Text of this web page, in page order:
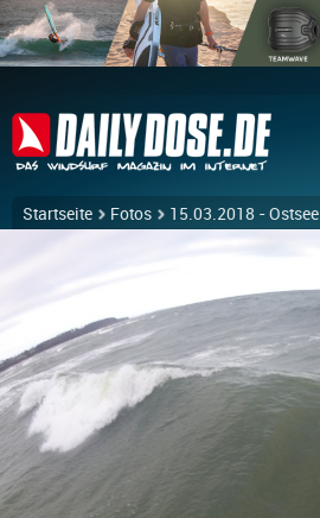
Startseite Fotos 15.03.2018 - Ostsee